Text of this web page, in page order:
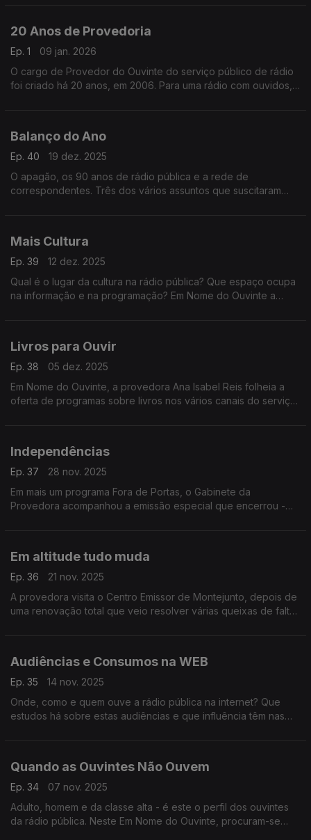
20 Anos de Provedoria
Ep. 1
09 jan. 2026
O cargo de Provedor do Ouvinte do serviço público de rádio
foi criado há 20 anos, em 2006. Para uma rádio com ouvidos,
Balanço do Ano
Ep. 40
19 dez. 2025
O apagão, os 90 anos de rádio pública e a rede de
correspondentes. Três dos vários assuntos que suscitaram
Mais Cultura
Ep. 39
12 dez. 2025
Qual é o lugar da cultura na rádio pública? Que espaço ocupa
na informação e na programação? Em Nome do Ouvinte a
Livros para Ouvir
Ep. 38
05 dez. 2025
Em Nome do Ouvinte, a provedora Ana Isabel Reis folheia a
oferta de programas sobre livros nos vários canais do serviço
Independências
Ep. 37
28 nov. 2025
Em mais um programa Fora de Portas, o Gabinete da
Provedora acompanhou a emissão especial que encerrou -
Em altitude tudo muda
Ep. 36
21 nov. 2025
A provedora visita o Centro Emissor de Montejunto, depois de
uma renovação total que veio resolver várias queixas de falta
Audiências e Consumos na WEB
Ep. 35
14 nov. 2025
Onde, como e quem ouve a rádio pública na internet? Que
estudos há sobre estas audiências e que influência têm nas
Quando as Ouvintes Não Ouvem
Ep. 34
07 nov. 2025
Adulto, homem e da classe alta - é este o perfil dos ouvintes
da rádio pública. Neste Em Nome do Ouvinte, procuram-se